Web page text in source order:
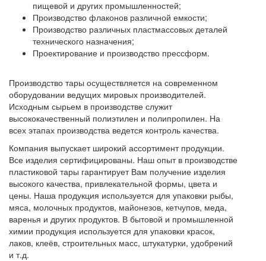
пищевой и других промышленностей;
Производство флаконов различной емкости;
Производство различных пластмассовых деталей
технического назначения;
Проектирование и производство прессформ.
Производство тары осуществляется на современном
оборудовании ведущих мировых производителей.
Исходным сырьем в производстве служит
высококачественный полиэтилен и полипропилен. На
всех этапах производства ведется контроль качества.
Компания выпускает широкий ассортимент продукции.
Все изделия сертифицированы. Наш опыт в производстве
пластиковой тары гарантирует Вам получение изделия
высокого качества, привлекательной формы, цвета и
цены. Наша продукция используется для упаковки рыбы,
мяса, молочных продуктов, майонезов, кетчупов, меда,
варенья и других продуктов. В бытовой и промышленной
химии продукция используется для упаковки красок,
лаков, клеёв, строительных масс, штукатурки, удобрений
и т.д.